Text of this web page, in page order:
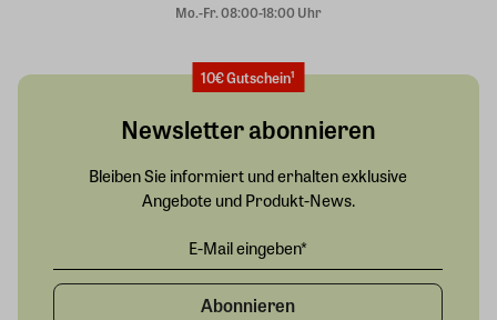
Mo.-Fr. 08:00-18:00 Uhr
10€ Gutschein¹
Newsletter abonnieren
Bleiben Sie informiert und erhalten exklusive
Angebote und Produkt-News.
Abonnieren